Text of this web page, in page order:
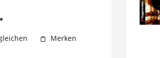
hat der Autor einen
Merken